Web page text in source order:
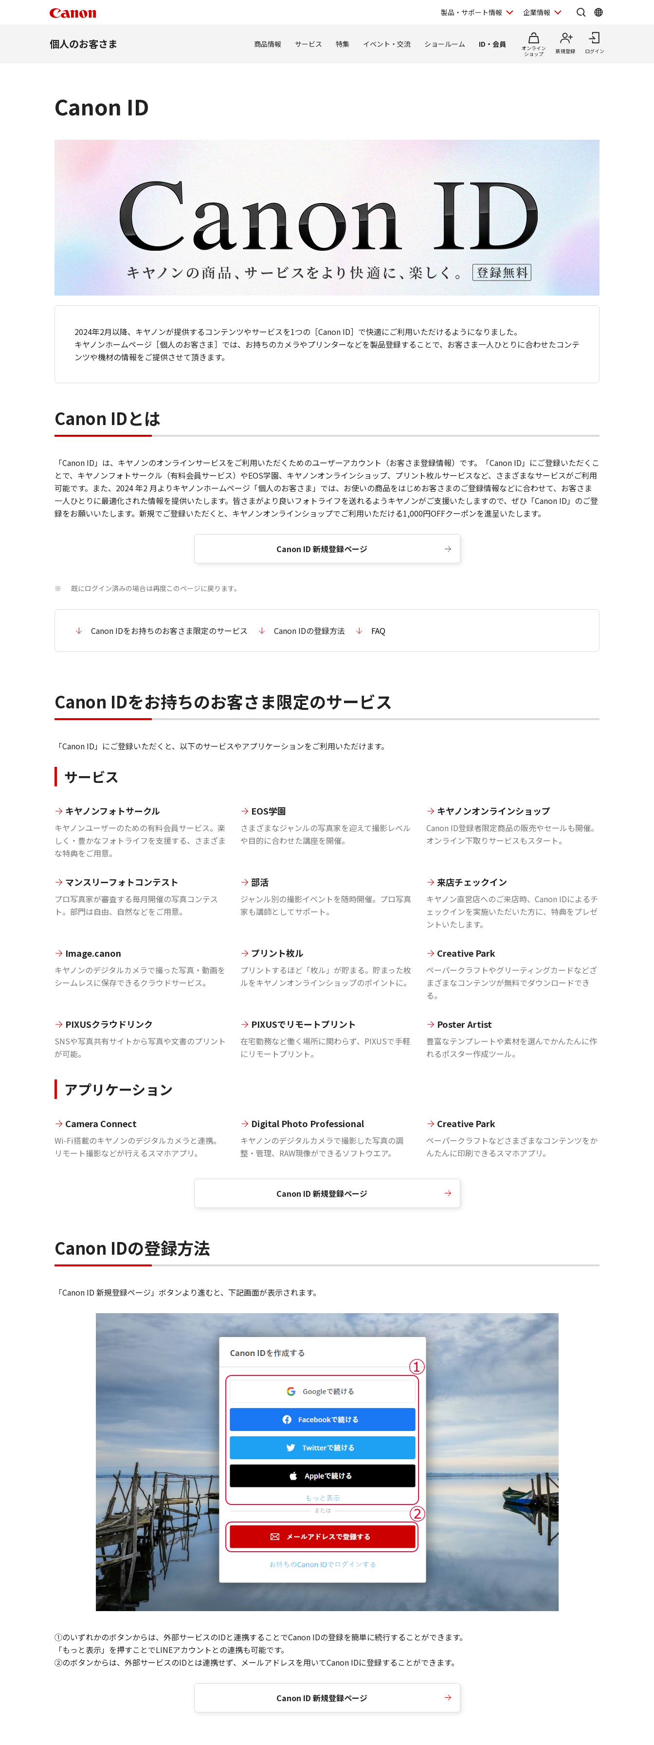
製品・サポート情報 企業情報
個人のお客さま 商品情報 サービス 特集 イベント・交流 ショールーム ID・会員
オンライン
ショップ
新規登録 ログイン
Canon ID
2024年2月以降、キヤノンが提供するコンテンツやサービスを1つの［Canon ID］で快適にご利用いただけるようになりました。
キヤノンホームページ［個人のお客さま］では、お持ちのカメラやプリンターなどを製品登録することで、お客さま一人ひとりに合わせたコンテ
ンツや機材の情報をご提供させて頂きます。
Canon IDとは
「Canon ID」は、キヤノンのオンラインサービスをご利用いただくためのユーザーアカウント（お客さま登録情報）です。「Canon ID」にご登録いただくこ
とで、キヤノンフォトサークル（有料会員サービス）やEOS学園、キヤノンオンラインショップ、プリント枚ルサービスなど、さまざまなサービスがご利用
可能です。また、2024 年2 月よりキヤノンホームページ「個人のお客さま」では、お使いの商品をはじめお客さまのご登録情報などに合わせて、お客さま
一人ひとりに最適化された情報を提供いたします。皆さまがより良いフォトライフを送れるようキヤノンがご支援いたしますので、ぜひ「Canon ID」のご登
録をお願いいたします。新規でご登録いただくと、キヤノンオンラインショップでご利用いただける1,000円OFFクーポンを進呈いたします。
Canon ID 新規登録ページ
※ 既にログイン済みの場合は再度このページに戻ります。
Canon IDをお持ちのお客さま限定のサービス Canon IDの登録方法 FAQ
Canon IDをお持ちのお客さま限定のサービス
「Canon ID」にご登録いただくと、以下のサービスやアプリケーションをご利用いただけます。
サービス
キヤノンフォトサークル
キヤノンユーザーのための有料会員サービス。楽
しく・豊かなフォトライフを支援する、さまざま
な特典をご用意。
EOS学園
さまざまなジャンルの写真家を迎えて撮影レベル
や目的に合わせた講座を開催。
キヤノンオンラインショップ
Canon ID登録者限定商品の販売やセールも開催。
オンライン下取りサービスもスタート。
マンスリーフォトコンテスト
プロ写真家が審査する毎月開催の写真コンテス
ト。部門は自由、自然などをご用意。
部活
ジャンル別の撮影イベントを随時開催。プロ写真
家も講師としてサポート。
来店チェックイン
キヤノン直営店へのご来店時、Canon IDによるチ
ェックインを実施いただいた方に、特典をプレゼ
ントいたします。
Image.canon
キヤノンのデジタルカメラで撮った写真・動画を
シームレスに保存できるクラウドサービス。
プリント枚ル
プリントするほど「枚ル」が貯まる。貯まった枚
ルをキヤノンオンラインショップのポイントに。
Creative Park
ペーパークラフトやグリーティングカードなどざ
まざまなコンテンツが無料でダウンロードでき
る。
PIXUSクラウドリンク
SNSや写真共有サイトから写真や文書のプリント
が可能。
PIXUSでリモートプリント
在宅勤務など働く場所に関わらず、PIXUSで手軽
にリモートプリント。
Poster Artist
豊富なテンプレートや素材を選んでかんたんに作
れるポスター作成ツール。
アプリケーション
Camera Connect
Wi-Fi搭載のキヤノンのデジタルカメラと連携。
リモート撮影などが行えるスマホアプリ。
Digital Photo Professional
キヤノンのデジタルカメラで撮影した写真の調
整・管理、RAW現像ができるソフトウエア。
Creative Park
ペーパークラフトなどさまざまなコンテンツをか
んたんに印刷できるスマホアプリ。
Canon ID 新規登録ページ
Canon IDの登録方法
「Canon ID 新規登録ページ」ボタンより進むと、下記画面が表示されます。
①のいずれかのボタンからは、外部サービスのIDと連携することでCanon IDの登録を簡単に続行することができます。
「もっと表示」を押すことでLINEアカウントとの連携も可能です。
②のボタンからは、外部サービスのIDとは連携せず、メールアドレスを用いてCanon IDに登録することができます。
Canon ID 新規登録ページ